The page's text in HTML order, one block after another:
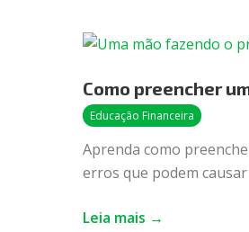
Como preencher
Educação Financeira
Aprenda como
erros que podem
Como
um
cheque
Leia mais →